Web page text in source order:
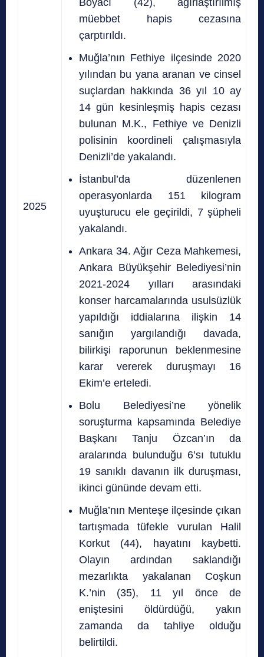
2025
müebbet hapis cezasına
çarptırıldı.
Muğla’nın Fethiye ilçesinde 2020
yılından bu yana aranan ve cinsel
suçlardan hakkında 36 yıl 10 ay
14 gün kesinleşmiş hapis cezası
bulunan M.K., Fethiye ve Denizli
polisinin koordineli çalışmasıyla
Denizli’de yakalandı.
İstanbul’da düzenlenen
operasyonlarda 151 kilogram
uyuşturucu ele geçirildi, 7 şüpheli
yakalandı.
Ankara 34. Ağır Ceza Mahkemesi,
Ankara Büyükşehir Belediyesi’nin
2021-2024 yılları arasındaki
konser harcamalarında usulsüzlük
yapıldığı iddialarına ilişkin 14
sanığın yargılandığı davada,
bilirkişi raporunun beklenmesine
karar vererek duruşmayı 16
Ekim’e erteledi.
Bolu Belediyesi’ne yönelik
soruşturma kapsamında Belediye
Başkanı Tanju Özcan’ın da
aralarında bulunduğu 6’sı tutuklu
19 sanıklı davanın ilk duruşması,
ikinci gününde devam etti.
Muğla’nın Menteşe ilçesinde çıkan
tartışmada tüfekle vurulan Halil
Korkut (44), hayatını kaybetti.
Olayın ardından saklandığı
mezarlıkta yakalanan Coşkun
K.’nin (35), 11 yıl önce de
eniştesini öldürdüğü, yakın
zamanda da tahliye olduğu
belirtildi.